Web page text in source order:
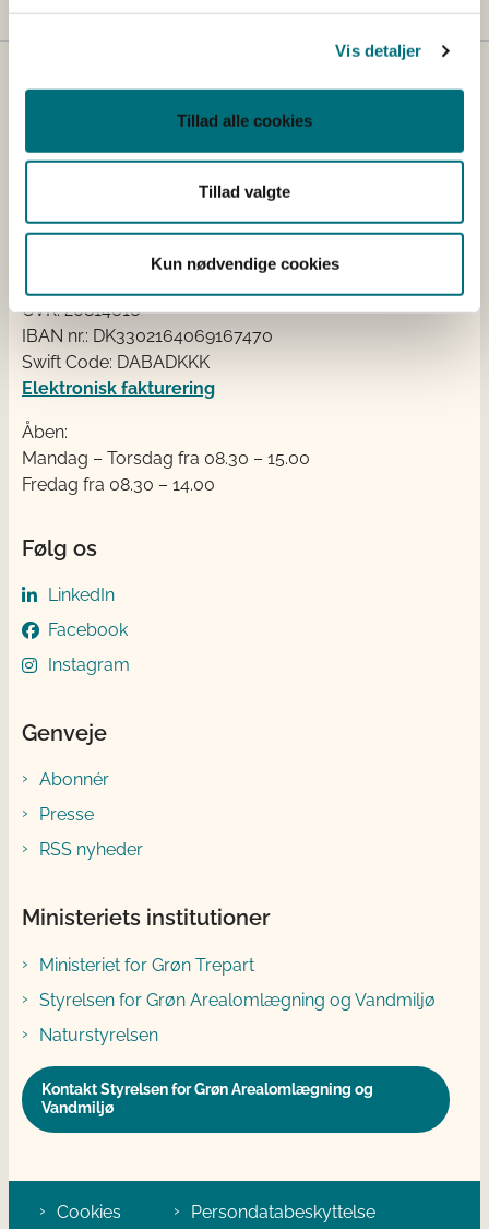
Vis detaljer
Tillad alle cookies
Tillad valgte
Kun nødvendige cookies
Kontakt
Nyropsgade 30
E-mail:mail@sgav.dk
CVR: 20814616
IBAN nr.: DK3302164069167470
Swift Code: DABADKKK
Elektronisk fakturering
Åben:
Mandag – Torsdag fra 08.30 – 15.00
Fredag fra 08.30 – 14.00
Følg os
LinkedIn
Facebook
Instagram
Genveje
Abonnér
Presse
RSS nyheder
Ministeriets institutioner
Ministeriet for Grøn Trepart
Styrelsen for Grøn Arealomlægning og Vandmiljø
Naturstyrelsen
Kontakt Styrelsen for Grøn Arealomlægning og
Vandmiljø
Cookies Persondatabeskyttelse